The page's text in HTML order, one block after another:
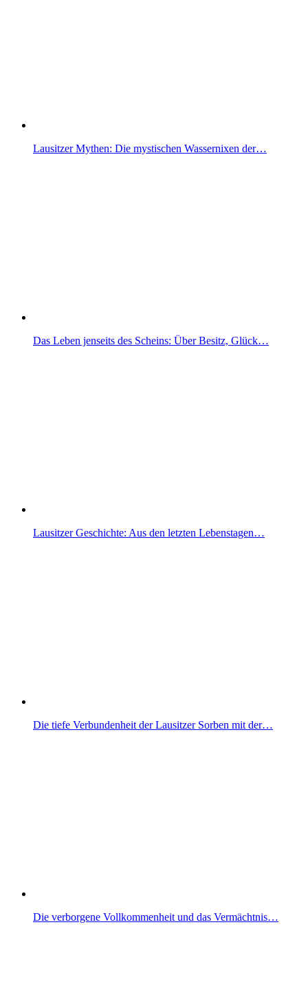
Lausitzer Mythen: Die mystischen Wassernixen der…
Das Leben jenseits des Scheins: Über Besitz, Glück…
Lausitzer Geschichte: Aus den letzten Lebenstagen…
Die tiefe Verbundenheit der Lausitzer Sorben mit der…
Die verborgene Vollkommenheit und das Vermächtnis…